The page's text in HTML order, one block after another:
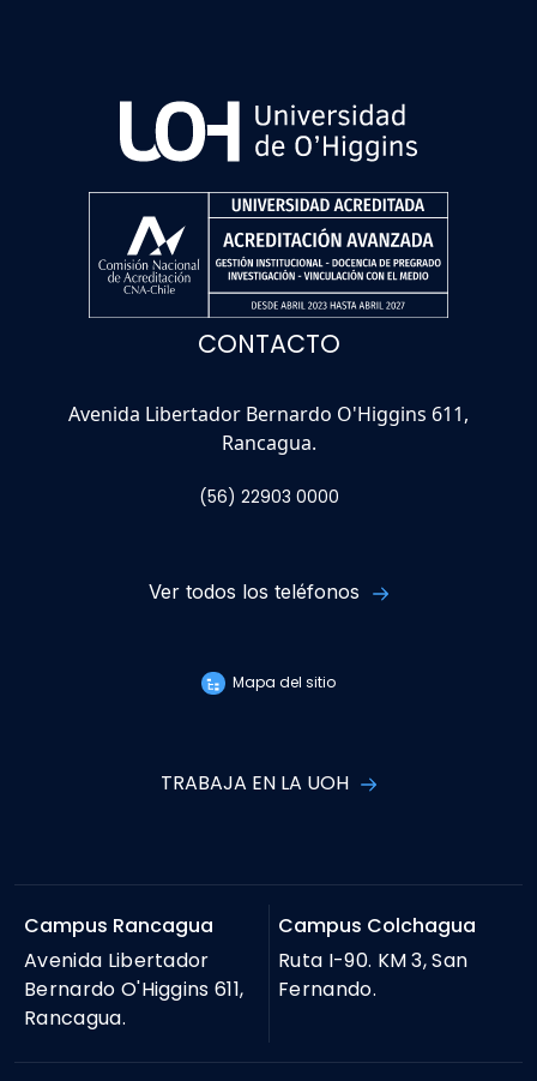
CONTACTO
Avenida Libertador Bernardo O'Higgins 611,
Rancagua.
(56) 22903 0000
Ver todos los teléfonos
Mapa del sitio
TRABAJA EN LA UOH
Campus Rancagua
Avenida Libertador
Bernardo O'Higgins 611,
Rancagua.
Campus Colchagua
Ruta I-90. KM 3, San
Fernando.